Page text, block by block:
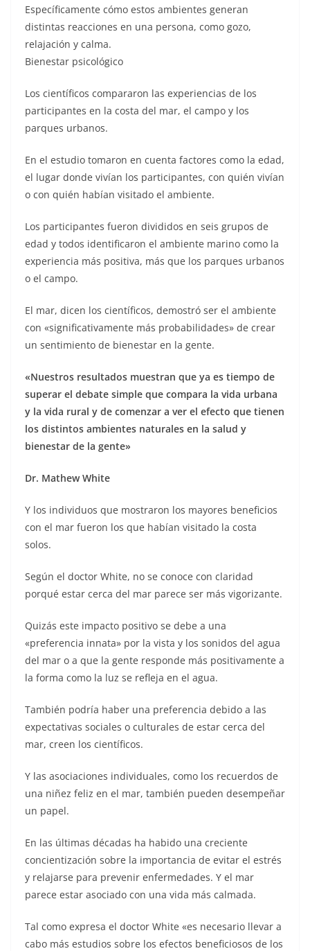
Específicamente cómo estos ambientes generan
distintas reacciones en una persona, como gozo,
relajación y calma.
Bienestar psicológico
Los científicos compararon las experiencias de los
participantes en la costa del mar, el campo y los
parques urbanos.
En el estudio tomaron en cuenta factores como la edad,
el lugar donde vivían los participantes, con quién vivían
o con quién habían visitado el ambiente.
Los participantes fueron divididos en seis grupos de
edad y todos identificaron el ambiente marino como la
experiencia más positiva, más que los parques urbanos
o el campo.
El mar, dicen los científicos, demostró ser el ambiente
con «significativamente más probabilidades» de crear
un sentimiento de bienestar en la gente.
«Nuestros resultados muestran que ya es tiempo de
superar el debate simple que compara la vida urbana
y la vida rural y de comenzar a ver el efecto que tienen
los distintos ambientes naturales en la salud y
bienestar de la gente»
Dr. Mathew White
Y los individuos que mostraron los mayores beneficios
con el mar fueron los que habían visitado la costa
solos.
Según el doctor White, no se conoce con claridad
porqué estar cerca del mar parece ser más vigorizante.
Quizás este impacto positivo se debe a una
«preferencia innata» por la vista y los sonidos del agua
del mar o a que la gente responde más positivamente a
la forma como la luz se refleja en el agua.
También podría haber una preferencia debido a las
expectativas sociales o culturales de estar cerca del
mar, creen los científicos.
Y las asociaciones individuales, como los recuerdos de
una niñez feliz en el mar, también pueden desempeñar
un papel.
En las últimas décadas ha habido una creciente
concientización sobre la importancia de evitar el estrés
y relajarse para prevenir enfermedades. Y el mar
parece estar asociado con una vida más calmada.
Tal como expresa el doctor White «es necesario llevar a
cabo más estudios sobre los efectos beneficiosos de los